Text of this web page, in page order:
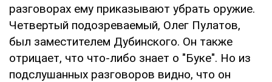
разговорах ему приказывают убрать оружие.
Четвертый подозреваемый, Олег Пулатов,
был заместителем Дубинского. Он также
отрицает, что что-либо знает о "Буке". Но из
подслушанных разговоров видно, что он